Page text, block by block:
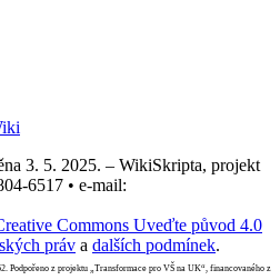
3. 5. 2025. – WikiSkripta, projekt
6517 • e-mail:
Commons Uveďte původ 4.0
práv a dalších podmínek.
Podpořeno z projektu „Transformace pro VŠ na UK“, financovaného z